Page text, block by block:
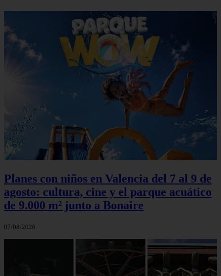
Planes con niños en Valencia del 7 al 9 de
agosto: cultura, cine y el parque acuático
de 9.000 m² junto a Bonaire
07/08/2026